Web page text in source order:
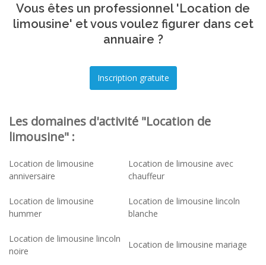
Vous êtes un professionnel 'Location de
limousine' et vous voulez figurer dans cet
annuaire ?
Les domaines d'activité "Location de
limousine" :
Location de limousine
anniversaire
Location de limousine avec
chauffeur
Location de limousine
hummer
Location de limousine lincoln
blanche
Location de limousine lincoln
noire
Location de limousine mariage